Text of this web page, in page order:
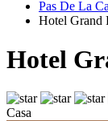
Pas De La
Hotel Grand
Hotel
Casa